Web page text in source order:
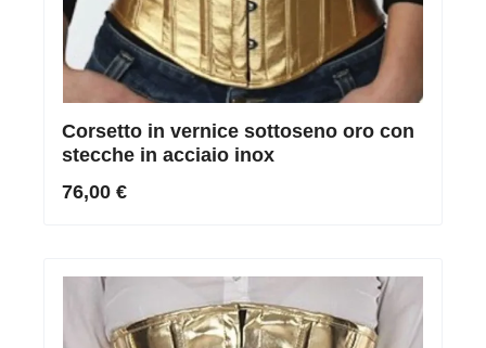
Corsetto in vernice sottoseno oro con
stecche in acciaio inox
76,00 €